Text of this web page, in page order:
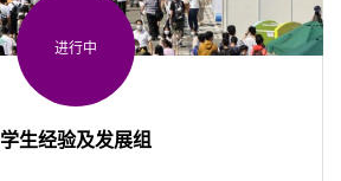
进行中
学生经验及发展组